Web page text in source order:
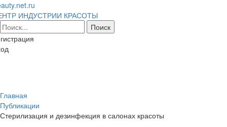
ИНДУСТРИИ КРАСОТЫ
Главная
Публикации
Стерилизация и дезинфекция в салонах красоты